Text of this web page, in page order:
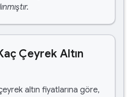
Çeyrek Altın
altın fiyatlarına göre,